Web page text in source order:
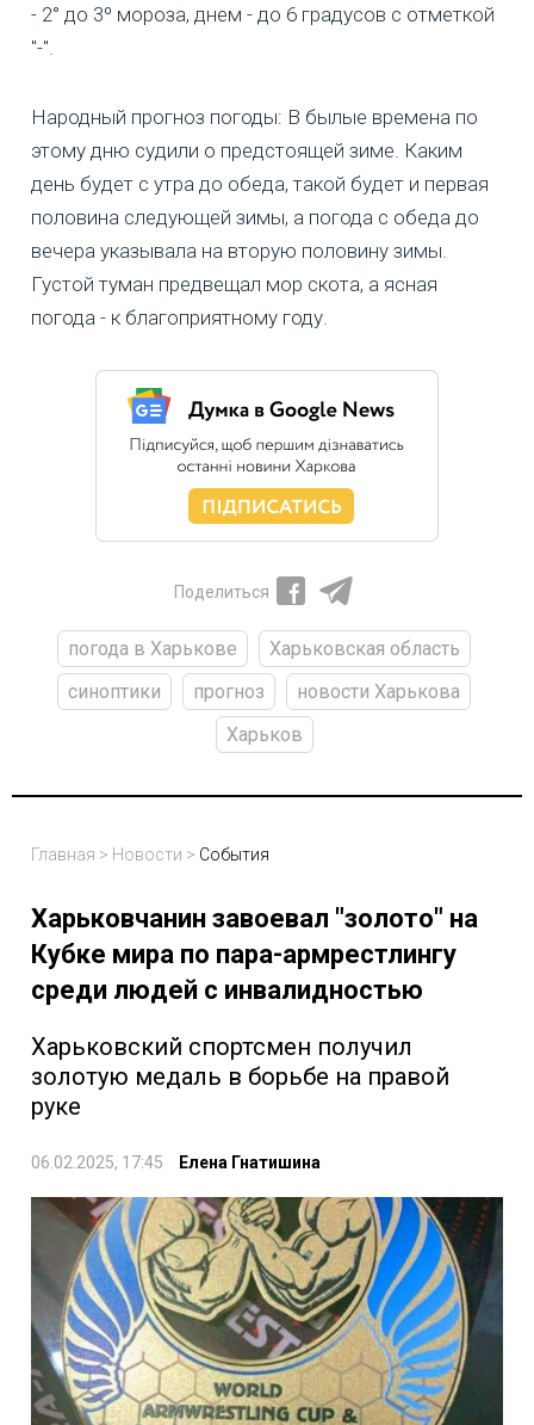
- 2° до 3º мороза, днем - до 6 градусов с отметкой
"-".
Народный прогноз погоды: В былые времена по
этому дню судили о предстоящей зиме. Каким
день будет с утра до обеда, такой будет и первая
половина следующей зимы, а погода с обеда до
вечера указывала на вторую половину зимы.
Густой туман предвещал мор скота, а ясная
погода - к благоприятному году.
Поделиться
погода в Харькове
Харьковская область
синоптики
прогноз
новости Харькова
Харьков
Главная > Новости > События
Харьковчанин завоевал "золото" на
Кубке мира по пара-армрестлингу
среди людей с инвалидностью
Харьковский спортсмен получил
золотую медаль в борьбе на правой
руке
06.02.2025, 17:45 Елена Гнатишина